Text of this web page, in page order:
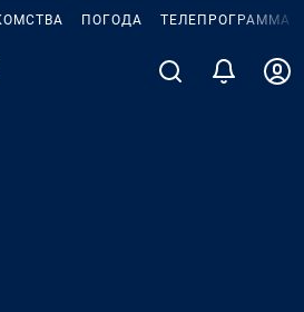
ПОГОДА ТЕЛЕПРОГРАММА